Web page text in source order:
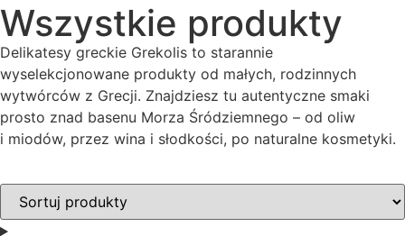
Wszystkie produkty
Delikatesy greckie Grekolis to starannie
wyselekcjonowane produkty od małych, rodzinnych
wytwórców z Grecji. Znajdziesz tu autentyczne smaki
prosto znad basenu Morza Śródziemnego – od oliw
i miodów, przez wina i słodkości, po naturalne kosmetyki.